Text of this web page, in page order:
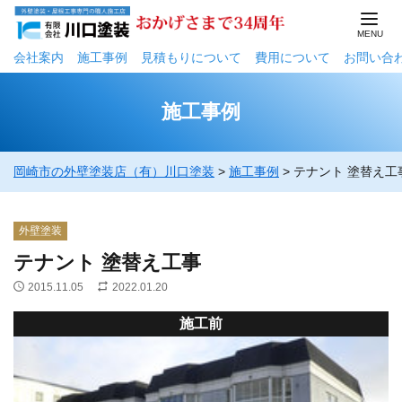
会社案内 施工事例 ⾒積もりについて 費用について お問い合
施工事例
岡崎市の外壁塗装店（有）川口塗装 > 施工事例 > テナント 塗替え工
外壁塗装
テナント 塗替え工事
2015.11.05 2022.01.20
施工前